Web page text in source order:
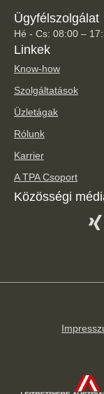
Ügyfélszolgálat
Hé - Cs: 08:00 –
Linkek
Know-how
Szolgáltatások
Üzletágak
Rólunk
Karrier
A TPA Csoport
Közösségi